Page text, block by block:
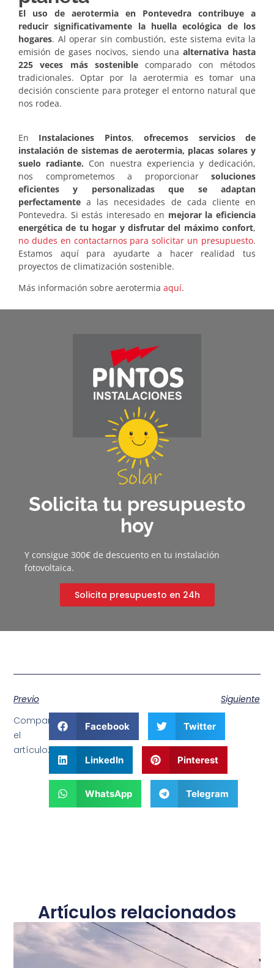
El uso de aerotermia en Pontevedra contribuye a
reducir significativamente la huella ecológica de los
hogares. Al operar sin combustión, este sistema evita la
emisión de gases nocivos, siendo una alternativa hasta
225 veces más sostenible comparado con métodos
tradicionales. Optar por la aerotermia es tomar una
decisión consciente para proteger el entorno natural que
nos rodea.
En Instalaciones Pintos,ofrecemos servicios de
instalación de sistemas de aerotermia, placas solares y
suelo radiante. Con nuestra experiencia y dedicación,
nos comprometemos a proporcionar soluciones
eficientes y personalizadas que se adaptan
perfectamente a las necesidades de cada cliente en
Pontevedra. Si estás interesado en mejorar la eficiencia
energética de tu hogar y disfrutar del máximo confort,
no dudes en contactarnos para solicitar un presupuesto.
Estamos aquí para ayudarte a hacer realidad tus
proyectos de climatización sostenible.
Más información sobre aerotermia aquí.
Solicita tu presupuesto
hoy
Y consigue 300€ de descuento en tu instalación
fotovoltaica.
Solicita presupuesto en 24h
Previo
Siguiente
Comparte
el
artículo:
Facebook Twitter
LinkedIn Pinterest
WhatsApp Telegram
Artículos relacionados